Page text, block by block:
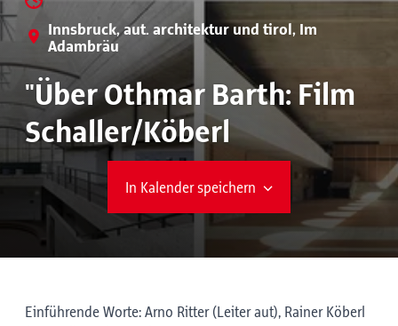
Innsbruck, aut. architektur und tirol, Im
Adambräu
"Über Othmar Barth: Film
Schaller/Köberl
In Kalender speichern
Einführende Worte: Arno Ritter (Leiter aut), Rainer Köberl